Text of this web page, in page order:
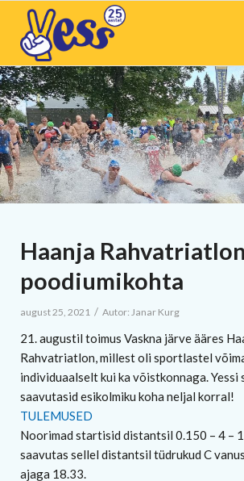
Haanja
poodiumikohta
august 25, 2021 / Autor: Janar Kurg
21. augustil toimus Vaskna järve ääres
Rahvatriatlon, millest oli sportlastel
individuaalselt kui ka võistkonnaga. Yessi
saavutasid esikolmiku koha neljal korral!
TULEMUSED
Noorimad startisid distantsil 0.150 – 4 –
saavutas sellel distantsil tüdrukud C
ajaga 18.33.